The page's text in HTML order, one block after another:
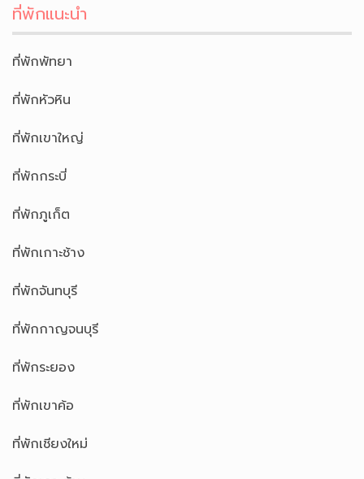
ที่พักแนะนำ
ที่พักพัทยา
ที่พักหัวหิน
ที่พักเขาใหญ่
ที่พักกระบี่
ที่พักภูเก็ต
ที่พักเกาะช้าง
ที่พักจันทบุรี
ที่พักกาญจนบุรี
ที่พักระยอง
ที่พักเขาค้อ
ที่พักเชียงใหม่